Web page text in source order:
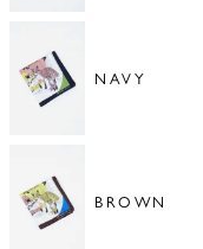
NAVY
BROWN